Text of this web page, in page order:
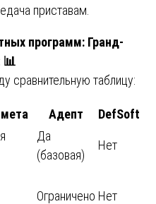
приставам.
программ: Гранд-
📊
сравнительную таблицу:
Адепт
DefSoft
Да
(базовая)
Нет
Ограничено Нет